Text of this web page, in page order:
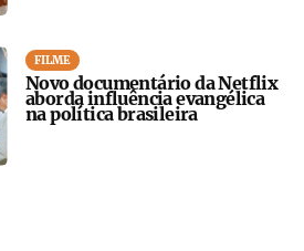
FILME
Novo documentário da Netflix
aborda influência evangélica
na política brasileira